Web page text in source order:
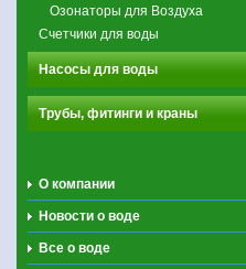
Озонаторы для Воздуха
Счетчики для воды
Насосы для воды
Трубы, фитинги и краны
О компании
Новости о воде
Все о воде